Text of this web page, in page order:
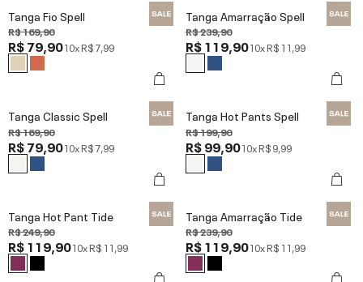
Tanga Fio Spell
R$ 169,90
R$ 79,9010xR$ 7,99
Tanga Amarração Spell
R$ 239,90
R$ 119,9010xR$ 11,99
Tanga Classic Spell
R$ 169,90
R$ 79,9010xR$ 7,99
Tanga Hot Pants Spell
R$ 199,90
R$ 99,9010xR$ 9,99
Tanga Hot Pant Tide
R$ 249,90
R$ 119,9010xR$ 11,99
Tanga Amarração Tide
R$ 239,90
R$ 119,9010xR$ 11,99